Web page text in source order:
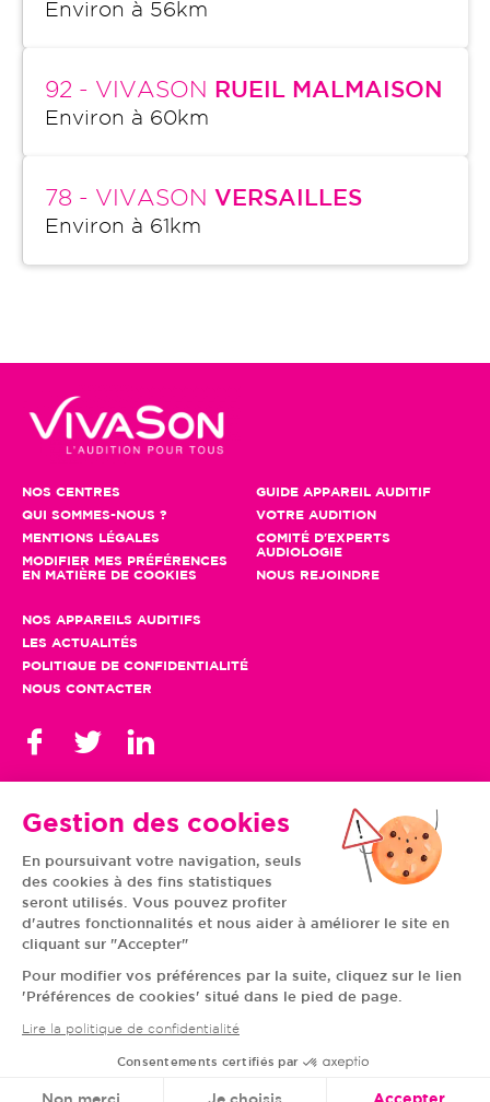
Gestion des cookies
En poursuivant votre navigation, seuls
des cookies à des fins statistiques
seront utilisés. Vous pouvez profiter
d'autres fonctionnalités et nous aider à améliorer le site en
cliquant sur "Accepter"
Pour modifier vos préférences par la suite, cliquez sur le lien
'Préférences de cookies' situé dans le pied de page.
Lire la politique de confidentialité
Consentements certifiés par
Environ à 56km
92 - VIVASON RUEIL MALMAISON
Environ à 60km
78 - VIVASON VERSAILLES
Environ à 61 km
NOS CENTRES
QUI SOMMES-NOUS ?
MENTIONS LÉGALES
MODIFIER MES PRÉFÉRENCES
EN MATIÈRE DE COOKIES
GUIDE APPAREIL AUDITIF
VOTRE AUDITION
COMITÉ D'EXPERTS
AUDIOLOGIE
NOUS REJOINDRE
NOS APPAREILS AUDITIFS
LES ACTUALITÉS
POLITIQUE DE CONFIDENTIALITÉ
NOUS CONTACTER
TOUS NOS CENTRES
AUVERGNE-RHÔNE-
ALPES
FRANCHE-COMTÉ
BRETAGNE
CENTRE-VAL DE LOIRE
GRAND EST
ÎLE-DE-FRANCE
NORMANDIE
PAYS DE LA LOIRE
PROVENCE-ALPES-
CÔTE D'AZUR
© VIVASON 2020 TOUS DROITS RÉSERVÉS